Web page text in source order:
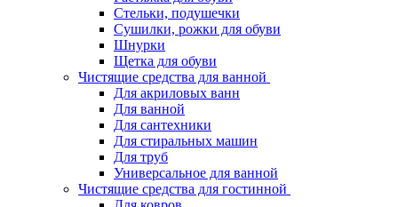
Стельки, подушечки
Сушилки, рожки для обуви
Шнурки
Щетка для обуви
Чистящие средства для ванной
Для акриловых ванн
Для ванной
Для сантехники
Для стиральных машин
Для труб
Универсальное для ванной
Чистящие средства для гостинной